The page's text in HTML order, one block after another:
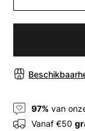
97% van
Vanaf €50